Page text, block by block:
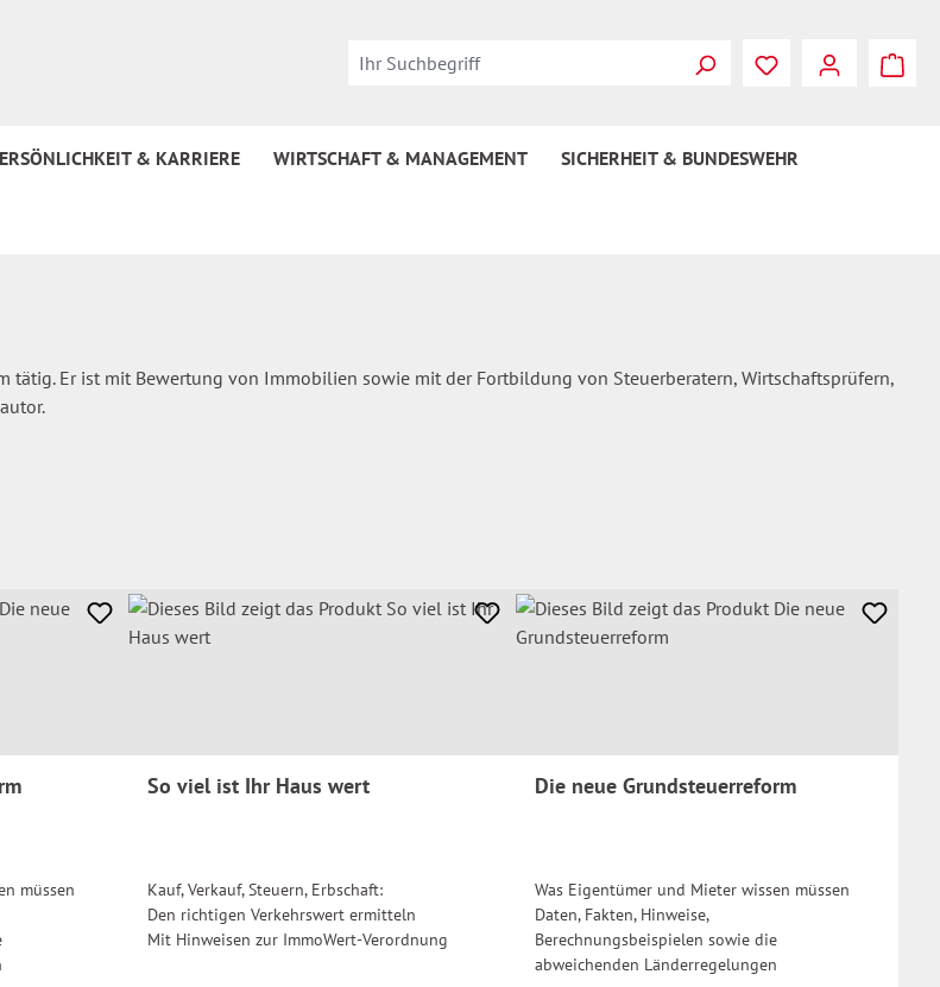
Du hast 0
& KARRIERE WIRTSCHAFT & MANAGEMENT SICHERHEIT & BUNDESWEHR
Er ist mit Bewertung von Immobilien sowie mit der Fortbildung von Steuerberatern, Wirtschaftsprüfern,
müssen
So viel ist Ihr Haus wert
Kauf, Verkauf, Steuern, Erbschaft:
Den richtigen Verkehrswert ermitteln
Mit Hinweisen zur ImmoWert-Verordnung
Die neue Grundsteuerreform
Was Eigentümer und Mieter wissen müssen
Daten, Fakten, Hinweise,
Berechnungsbeispielen sowie die
abweichenden Länderregelungen